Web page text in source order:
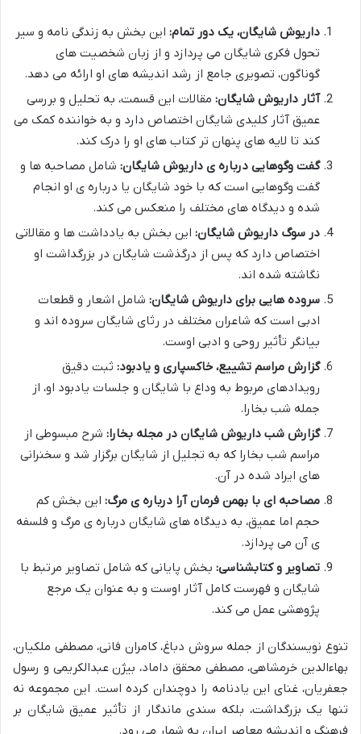
داریوش شایگان، یک دور تمام: این بخش به زندگی نامه و سیر
تحول فکری شایگان می پردازد و از زبان شخصیت های
گوناگون، تصویری جامع از رشد اندیشه های او ارائه می دهد.
آثار داریوش شایگان: مقالات این قسمت، به تحلیل و بررسی
عمیق آثار کلیدی شایگان اختصاص دارد و به خواننده کمک می
کند تا لایه های پنهان تر کتاب های او را درک کند.
گفت وگوهایی درباره ی داریوش شایگان: شامل مصاحبه ها و
گفت وگوهایی است که با خود شایگان یا درباره ی او انجام
شده و دیدگاه های مختلف را منعکس می کند.
در سوگ داریوش شایگان: این بخش به یادداشت ها و مقالاتی
اختصاص دارد که پس از درگذشت شایگان در بزرگداشت او
نگاشته شده اند.
سروده هایی برای داریوش شایگان: شامل اشعار و قطعات
ادبی است که شاعران مختلف در رثای شایگان سروده اند و
بیانگر تأثیر روحی و ادبی اوست.
گزارش مراسم تشییع، خاکسپاری و یادبود: ثبت دقیق
رویدادهای مربوط به وداع با شایگان و جلسات یادبود او، از
جمله شب بخارا.
گزارش شب داریوش شایگان در مجله بخارا: شرح مبسوطی از
مراسم شب بخارا که به تجلیل از شایگان برگزار شد و سخنرانی
های ایراد شده در آن.
مصاحبه ای با بهمن فرمان آرا درباره ی مرگ: این بخش کم
حجم اما عمیق، به دیدگاه های شایگان درباره ی مرگ و فلسفه
ی آن می پردازد.
تصاویر و کتابشناسی: بخش پایانی که شامل تصاویر مرتبط با
شایگان و فهرست کامل آثار اوست و به عنوان یک مرجع
پژوهشی عمل می کند.
تنوع نویسندگان از جمله سروش دباغ، کامران فانی، مصطفی ملکیان،
بهاءالدین خرمشاهی، مصطفی محقق داماد، بیژن عبدالکریمی و رسول
جعفریان، غنای این یادنامه را دوچندان کرده است. این مجموعه نه
تنها یک بزرگداشت، بلکه سندی ماندگار از تأثیر عمیق شایگان بر
فرهنگ و اندیشه معاصر ایران به شمار می رود.